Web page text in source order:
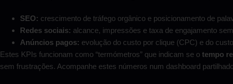
SEO: crescimento de tráfego orgânico e posicionamento de
Redes sociais: alcance, impressões e taxa de engajamento
Anúncios pagos: evolução do custo por clique (CPC) e do
Estes KPIs funcionam como “termómetros” que indicam se o tempo
sem frustrações. Acompanhe estes números num dashboard